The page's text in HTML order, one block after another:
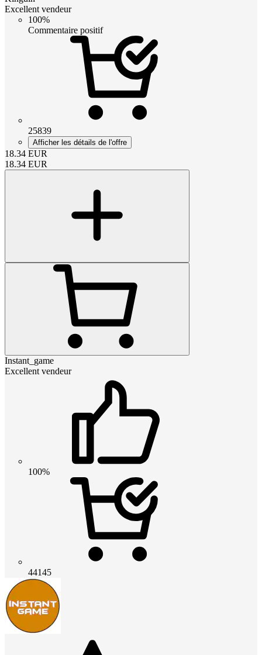
Excellent vendeur
100%
Commentaire positif
25839
Afficher les détails de l'offre
18.34 EUR
18.34 EUR
Instant_game
Excellent vendeur
100%
44145